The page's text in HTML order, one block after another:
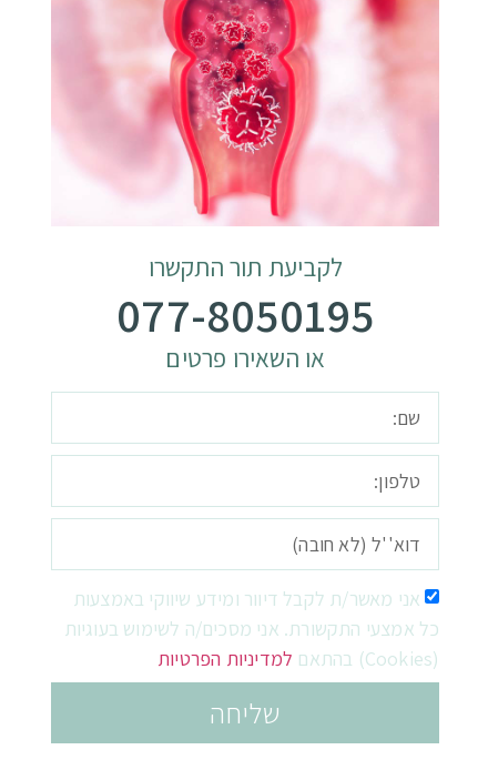
לקביעת תור התקשרו
077-8050195
או השאירו פרטים
אני מאשר/ת לקבל דיוור ומידע שיווקי באמצעות
כל אמצעי התקשורת. אני מסכים/ה לשימוש בעוגיות
(Cookies) בהתאם
למדיניות הפרטיות
שליחה